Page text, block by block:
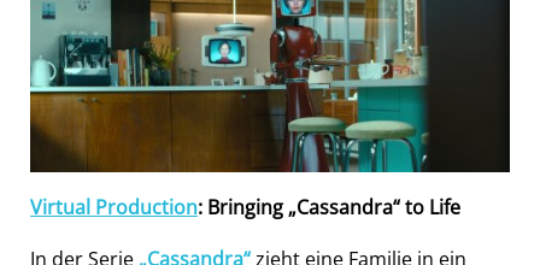
Virtual Production: Bringing „Cassandra“ to Life
In der Serie „Cassandra“zieht eine Familie in ein